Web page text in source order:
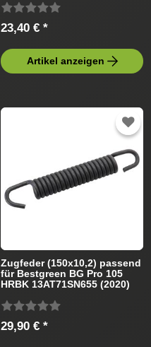
Rasentraktor
23,40 € *
Artikel anzeigen
Zugfeder (150x10,2) passend
für Bestgreen BG Pro 105
HRBK 13AT71SN655 (2020)
29,90 € *